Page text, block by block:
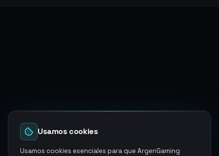
Usamos cookies
Usamos cookies esenciales para que ArgenGaming